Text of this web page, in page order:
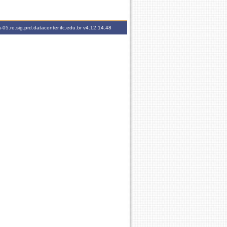
05.re.sig.prd.datacenter.ifc.edu.brv4.12.14.48